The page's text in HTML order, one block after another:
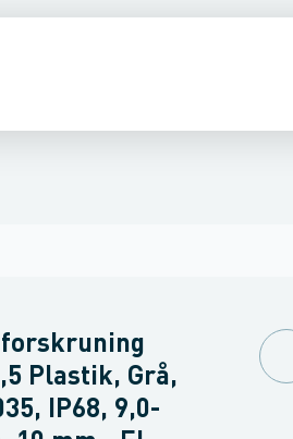
materiel
Plastik, Grå,
IP68, 9,0-